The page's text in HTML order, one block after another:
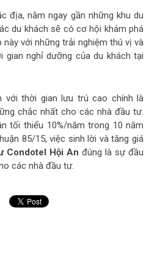
địa, nằm ngay gần những khu du
du khách sẽ có cơ hội khám phá
này với những trải nghiệm thú vị và
gian nghỉ dưỡng của du khách tại
với thời gian lưu trú cao chính là
chắc nhất cho các nhà đầu tư.
tối thiểu 10%/năm trong 10 năm
85/15, việc sinh lời và tăng giá
Condotel Hội An đúng là sự đầu
các nhà đầu tư.